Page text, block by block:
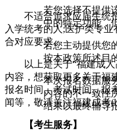
不适合追求应届生统招
入学统考的人;医护类专
合对应要求。
以上是关于“福建成人
内容，想获取更多关于福
报名时间、考试时间、报
闻等，敬请关注福建成考
【考生服务】
若您选择不提供
中的特定功能，
若您主动提供您
按本政策所述目
本次报名数据服
内容的不一致性
结果以最终辅导